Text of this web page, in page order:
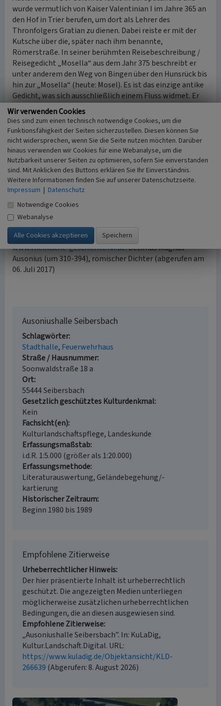
wurde vermutlich von Kaiser Valentinian I im Jahre 365 an
den Hof in Trier berufen, um dort als Lehrer des
Thronfolgers Gratian zu dienen. Dabei reiste er mit der
Kutsche über die, später nach ihm benannte,
Römerstraße. In seiner berühmten Reisebeschreibung /
Reisegedicht „Mosella“ aus dem Jahr 375 beschreibt er
unter anderem den Weg von Bingen über den Hunsrück bis
hin zur „Mosella“ (heute: Mosel). Es ist das einzige antike
Gedicht, was sich ausschließlich einem Fluss widmet. Er
beschreibt hier außerdem die Landschaft des Hunsrücks
und die naturräumlichen Gegebenheiten in der Umgebung
und im Fluss (Fruchtbarkeit, Nebenflüsse als auch
Fischarten).
Seit März 2015 trägt die Ausoniushalle in Seibersbach
seinen Namen.
(Hans Martin Jakobs & Sebastian Schmidt, Universität
Koblenz-Landau, 2017)
Internet
www.feuerwehr-seibersbach.de: Freiwillige Feuerwehr
Seibersbach (abgerufen am 06. Juli 2017)
www.rheinische-geschichte.lvr.de: Decimus Magnus
Ausonius (um 310-394), römischer Dichter (abgerufen am
06. Juli 2017)
Ausoniushalle Seibersbach
Schlagwörter
Stadthalle Feuerwehrhaus
Straße / Hausnummer
Soonwaldstraße 18 a
Ort
55444 Seibersbach
Gesetzlich geschütztes Kulturdenkmal
Kein
Fachsicht(en)
Kulturlandschaftspflege, Landeskunde
Erfassungsmaßstab
i.d.R. 1:5.000 (größer als 1:20.000)
Erfassungsmethode
Literaturauswertung, Geländebegehung/-
kartierung
Historischer Zeitraum
Beginn 1980 bis 1989
Empfohlene Zitierweise
Urheberrechtlicher Hinweis
Der hier präsentierte Inhalt ist urheberrechtlich
geschützt. Die angezeigten Medien unterliegen
möglicherweise zusätzlichen urheberrechtlichen
Bedingungen, die an diesen ausgewiesen sind.
Empfohlene Zitierweise
„Ausoniushalle Seibersbach”. In: KuLaDig,
Kultur.Landschaft.Digital. URL:
https://www.kuladig.de/Objektansicht/KLD-
266639 (Abgerufen: 8. August 2026)
Wir verwenden Cookies
Dies sind zum einen technisch notwendige Cookies, um die
Funktionsfähigkeit der Seiten sicherzustellen. Diesen können Sie
nicht widersprechen, wenn Sie die Seite nutzen möchten. Darüber
hinaus verwenden wir Cookies für eine Webanalyse, um die
Nutzbarkeit unserer Seiten zu optimieren, sofern Sie einverstanden
sind. Mit Anklicken des Buttons erklären Sie Ihr Einverständnis.
Weitere Informationen finden Sie auf unserer Datenschutzseite.
Impressum | Datenschutz
Notwendige Cookies
Webanalyse